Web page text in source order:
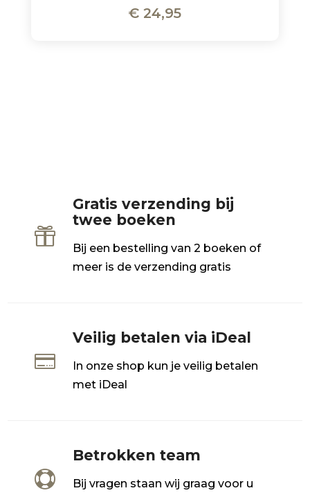
€ 24,95

Gratis verzending bij
twee boeken
Bij een bestelling van 2 boeken of
meer is de verzending gratis

Veilig betalen via iDeal
In onze shop kun je veilig betalen
met iDeal

Betrokken team
Bij vragen staan wij graag voor u